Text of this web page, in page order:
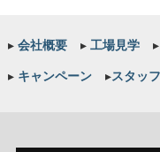
▸会社概要 ▸工場見学 ▸
▸キャンペーン ▸スタッ